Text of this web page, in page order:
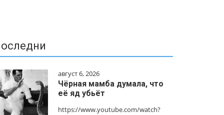
август 6, 2026
Чёрная мамба думала, что
её яд убьёт
https://www.youtube.com/watch?